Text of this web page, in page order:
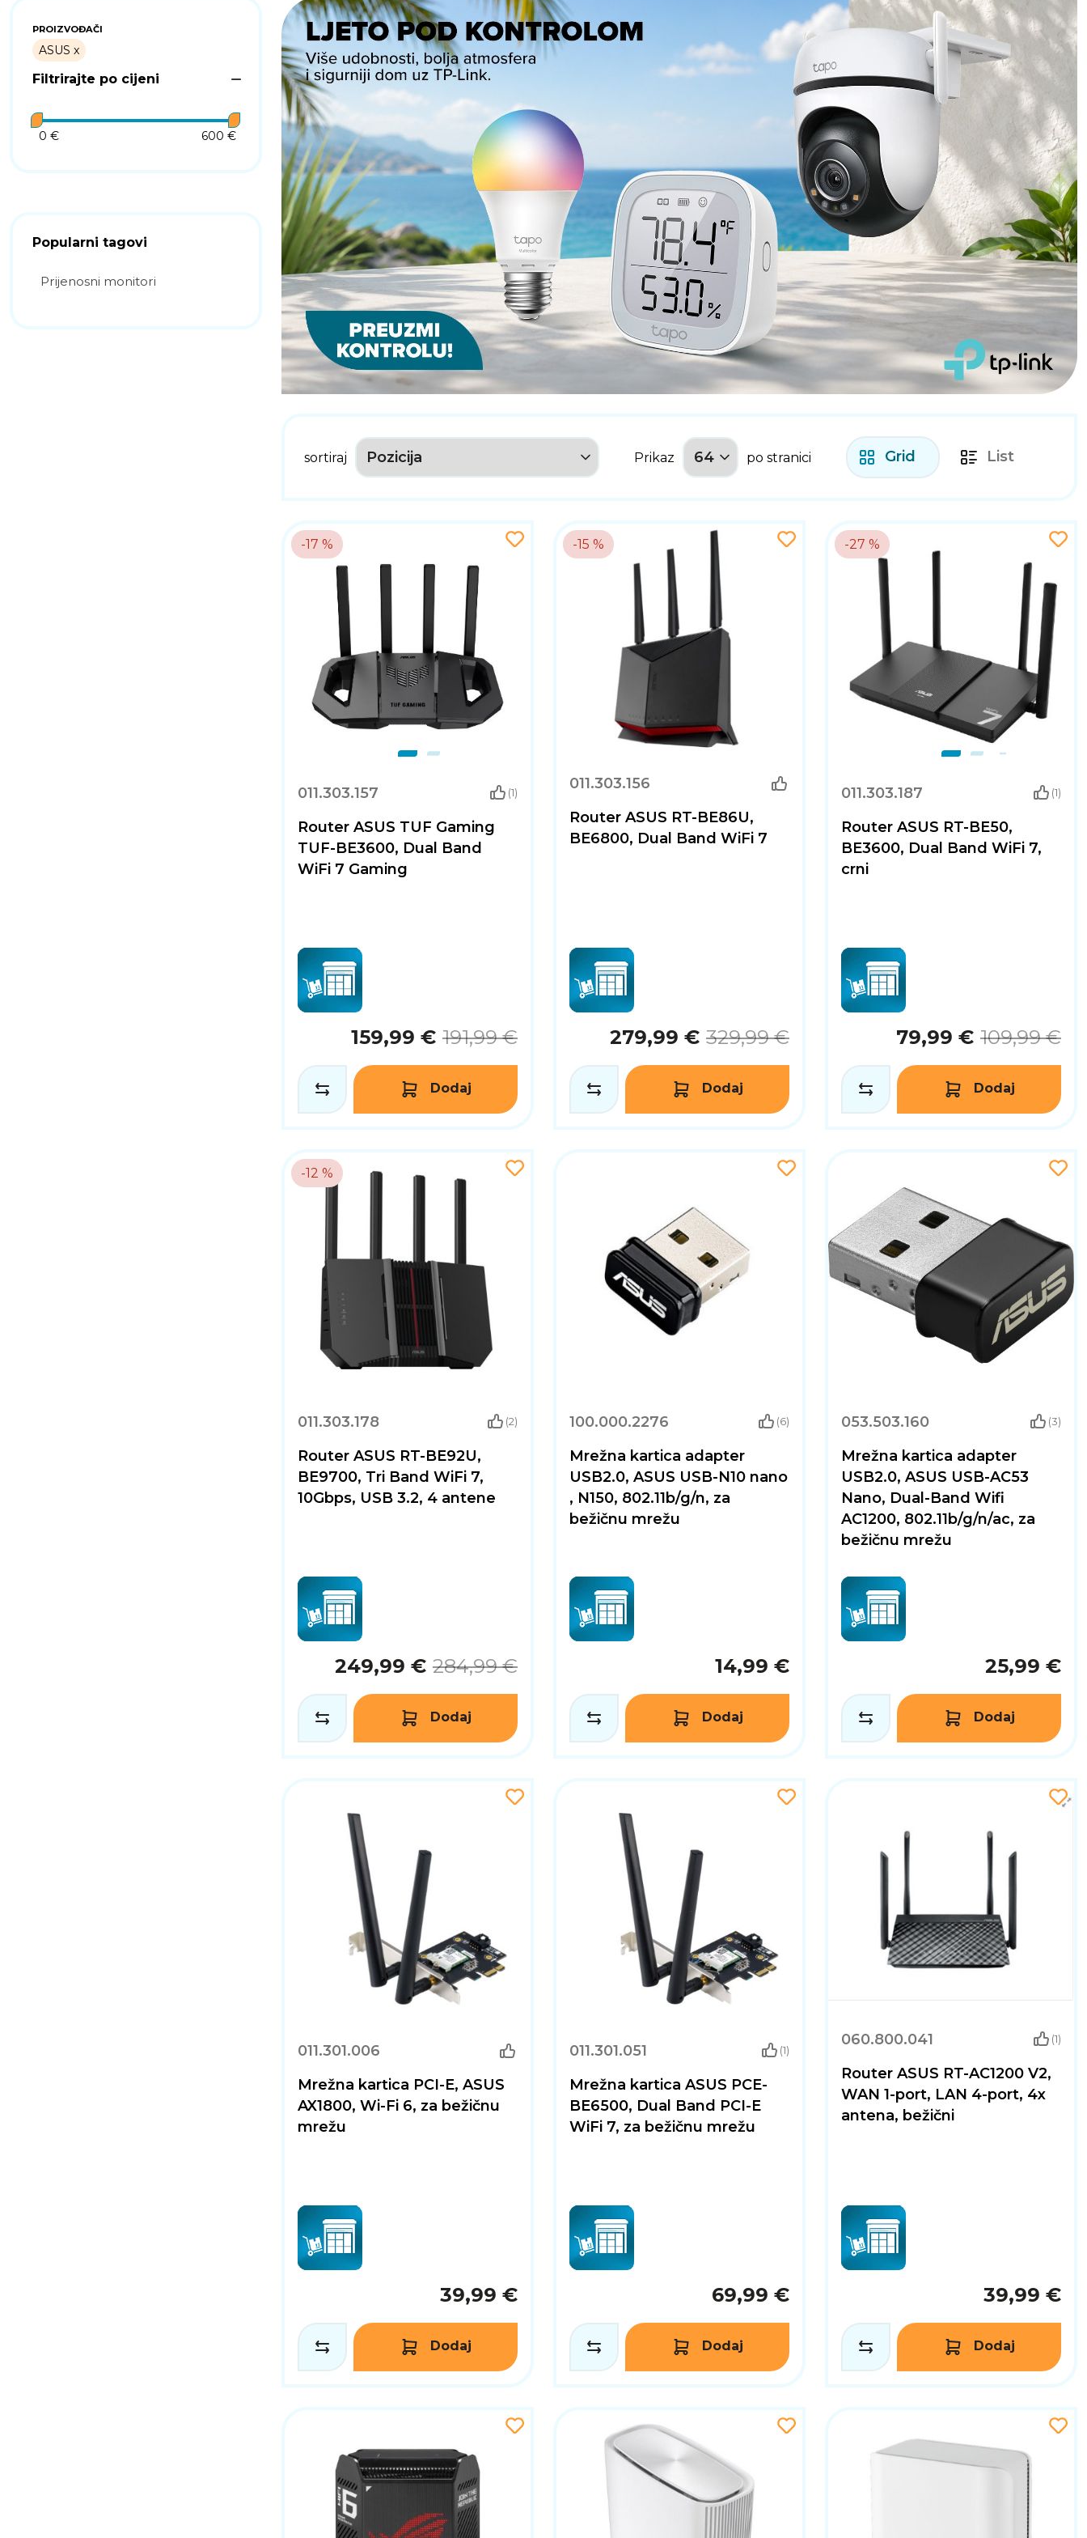
PROIZVOĐAČI
ASUS
Filtrirajte po cijeni
0 € 600 €
Popularni tagovi
Prijenosni monitori
sortiraj Prikaz po stranici Grid List
-17 %
011.303.157 (1)
Router ASUS TUF Gaming
TUF-BE3600, Dual Band
WiFi 7 Gaming
159,99 € 191,99 €
Dodaj
-15 %
011.303.156
Router ASUS RT-BE86U,
BE6800, Dual Band WiFi 7
279,99 € 329,99 €
Dodaj
-27 %
011.303.187 (1)
Router ASUS RT-BE50,
BE3600, Dual Band WiFi 7,
crni
79,99 € 109,99 €
Dodaj
-12 %
011.303.178 (2)
Router ASUS RT-BE92U,
BE9700, Tri Band WiFi 7,
10Gbps, USB 3.2, 4 antene
249,99 € 284,99 €
Dodaj
100.000.2276 (6)
Mrežna kartica adapter
USB2.0, ASUS USB-N10 nano
, N150, 802.11b/g/n, za
bežičnu mrežu
14,99 €
Dodaj
053.503.160 (3)
Mrežna kartica adapter
USB2.0, ASUS USB-AC53
Nano, Dual-Band Wifi
AC1200, 802.11b/g/n/ac, za
bežičnu mrežu
25,99 €
Dodaj
011.301.006
Mrežna kartica PCI-E, ASUS
AX1800, Wi-Fi 6, za bežičnu
mrežu
39,99 €
Dodaj
011.301.051 (1)
Mrežna kartica ASUS PCE-
BE6500, Dual Band PCI-E
WiFi 7, za bežičnu mrežu
69,99 €
Dodaj
060.800.041 (1)
Router ASUS RT-AC1200 V2,
WAN 1-port, LAN 4-port, 4x
antena, bežični
39,99 €
Dodaj